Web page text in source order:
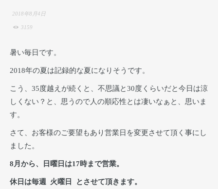
2018年8月4日
3159
暑い毎日です。
2018年の夏は記録的な夏になりそうです。
こう、35度越えが続くと、不思議と30度くらいだと今日は涼
しくない？と、思うので人の順応性とは凄いなぁと、思いま
す。
さて、お客様のご要望もあり営業日を変更させて頂く事にし
ました。
8月から、日曜日は17時まで営業。
休日は毎週 火曜日 とさせて頂きます。